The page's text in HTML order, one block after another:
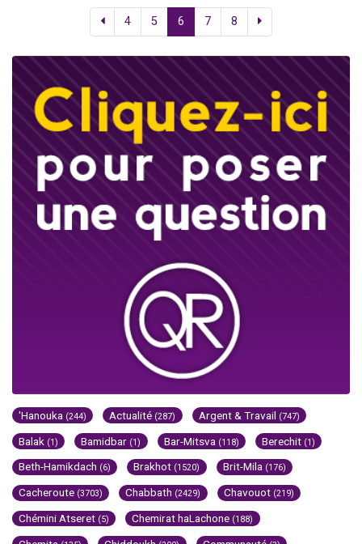
4 5 6 7 8
'Hanouka (244) Actualité (287) Argent & Travail (747)
Balak (1) Bamidbar (1) Bar-Mitsva (118) Berechit (1)
Beth-Hamikdach (6) Brakhot (1520) Brit-Mila (176)
Cacheroute (3703) Chabbath (2429) Chavouot (219)
Chémini Atseret (5) Chemirat haLachone (188)